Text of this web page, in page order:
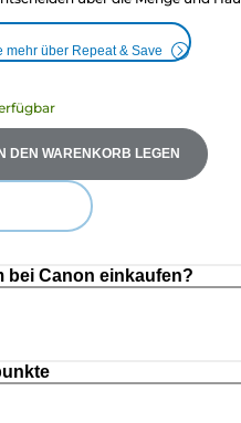
mehr über Repeat & Save
DEN WARENKORB LEGEN
bei Canon einkaufen?